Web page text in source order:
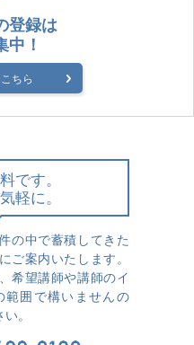
登録は
中！
ちら
です。
軽に。
の中で蓄積してきた
ご案内いたします。
希望講師や講師のイ
範囲で構いませんの
。